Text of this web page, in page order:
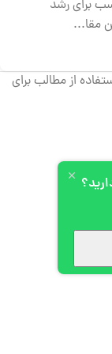
برای رشد
مقا...
حقوق استفاده از مطالب برای